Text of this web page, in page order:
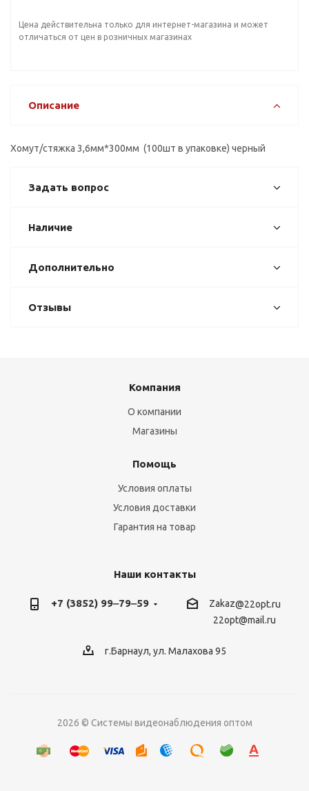
Цена действительна только для интернет-магазина и может
отличаться от цен в розничных магазинах
Описание
Хомут/стяжка 3,6мм*300мм (100шт в упаковке) черный
Задать вопрос
Наличие
Дополнительно
Отзывы
Компания
О компании
Магазины
Помощь
Условия оплаты
Условия доставки
Гарантия на товар
Наши контакты
+7 (3852) 99‒79‒59 Zakaz@22opt.ru
22opt@mail.ru
г.Барнаул, ул. Малахова 95
2026 © Системы видеонаблюдения оптом